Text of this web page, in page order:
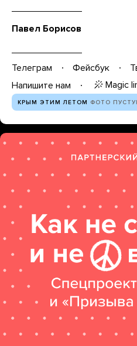
Павел Борисов
Телеграм Фейсбук
Напишите нам
Magic
КРЫМ ЭТИМ ЛЕТОМ ФОТО